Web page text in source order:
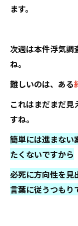
ます。
次週は本件浮気調
ね。
難しいのは、ある
これはまだまだ見
すね。
簡単には進まない
たくないですから
必死に方向性を見
言葉に従うつもり